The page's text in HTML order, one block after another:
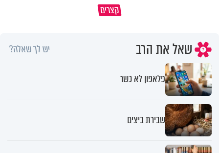
קצריםהקשר בין סרטן השלפוחית לעישון
שאל את הרב יש לך שאלה?
פלאפון לא כשר
שבירת ביצים